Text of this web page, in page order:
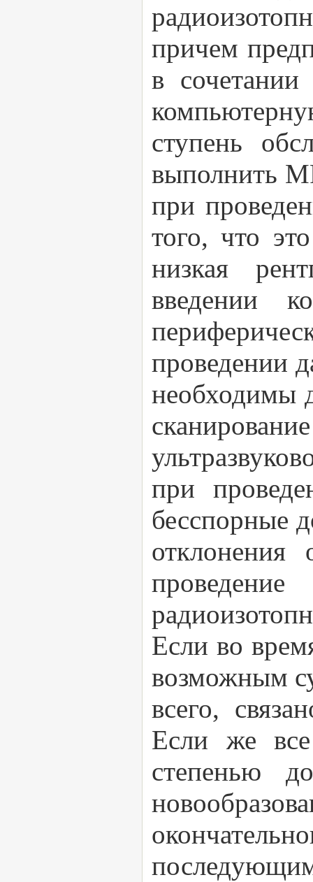
причем
в
ступень
выполнить
при
того, что
низкая
введении
проведении
необходимы
при
бесспорные
Если во
возможным
всего,
Если же все
степенью
последующим